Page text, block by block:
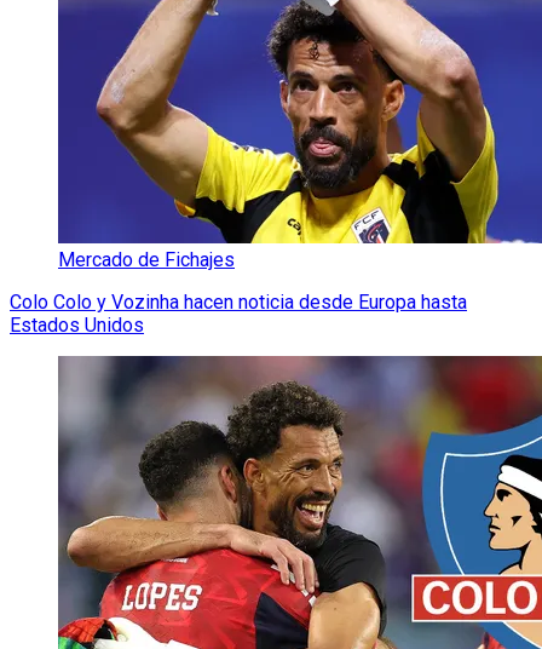
Mercado de Fichajes
Colo Colo y Vozinha hacen noticia desde Europa hasta
Estados Unidos